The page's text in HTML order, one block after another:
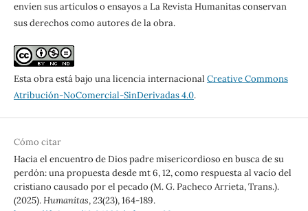
envíen sus artículos o ensayos a La Revista Humanitas conservan
sus derechos como autores de la obra.
Esta obra está bajo una licencia internacional Creative Commons
Atribución-NoComercial-SinDerivadas 4.0.
Cómo citar
Hacia el encuentro de Dios padre misericordioso en busca de su
perdón: una propuesta desde mt 6, 12, como respuesta al vacío del
cristiano causado por el pecado (M. G. Pacheco Arrieta, Trans.).
(2025).Humanitas,23(23), 164-189.